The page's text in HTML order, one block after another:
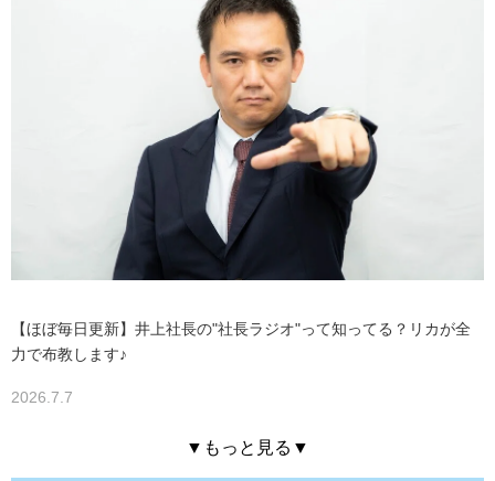
【ほぼ毎日更新】井上社長の"社長ラジオ"って知ってる？リカが全
力で布教します♪
2026.7.7
▼もっと見る▼